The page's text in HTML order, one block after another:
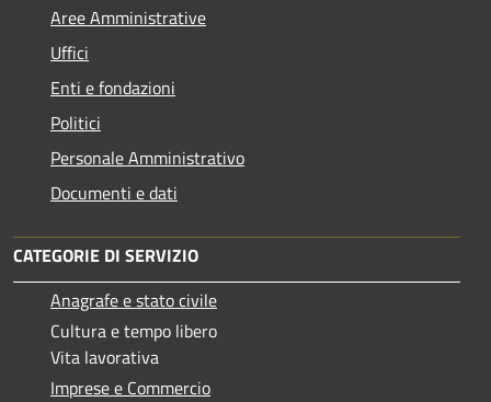
Aree Amministrative
Uffici
Enti e fondazioni
Politici
Personale Amministrativo
Documenti e dati
CATEGORIE DI SERVIZIO
Anagrafe e stato civile
Cultura e tempo libero
Vita lavorativa
Imprese e Commercio